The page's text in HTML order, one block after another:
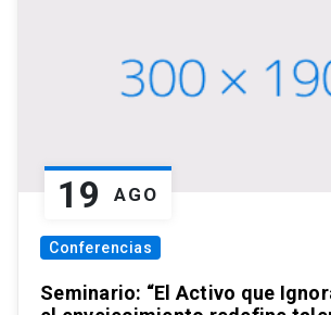
19 AGO
Conferencias
Seminario: “El Activo que